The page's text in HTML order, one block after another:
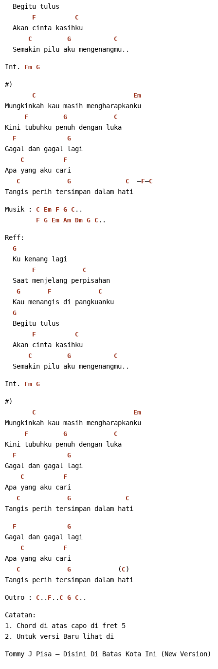
Begitu tulus
F C
Akan cinta kasihku
C G C
Semakin pilu aku mengenangmu..
Int. Fm G
#)
C Em
Mungkinkah kau masih mengharapkanku
F G C
Kini tubuhku penuh dengan luka
F G
Gagal dan gagal lagi
C F
Apa yang aku cari
C G C –F–C
Tangis perih tersimpan dalam hati
Musik : C Em F G C ..
F G Em Am Dm G C ..
Reff:
G
Ku kenang lagi
F C
Saat menjelang perpisahan
G F C
Kau menangis di pangkuanku
G
Begitu tulus
F C
Akan cinta kasihku
C G C
Semakin pilu aku mengenangmu..
Int. Fm G
#)
C Em
Mungkinkah kau masih mengharapkanku
F G C
Kini tubuhku penuh dengan luka
F G
Gagal dan gagal lagi
C F
Apa yang aku cari
C G C
Tangis perih tersimpan dalam hati
F G
Gagal dan gagal lagi
C F
Apa yang aku cari
C G ( C )
Tangis perih tersimpan dalam hati
Outro : C .. F .. C G C ..
Catatan:
1. Chord di atas capo di fret 5
2. Untuk versi Baru lihat di
Tommy J Pisa – Disini Di Batas Kota Ini (New Version)